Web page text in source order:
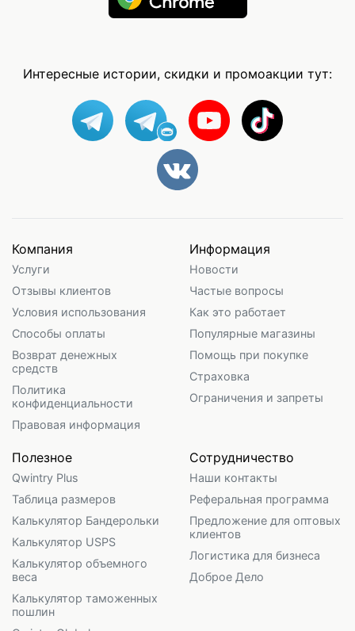
Интересные истории, скидки и промоакции тут:
Компания
Услуги
Отзывы клиентов
Условия использования
Способы оплаты
Возврат денежных
средств
Политика
конфиденциальности
Правовая информация
Информация
Новости
Частые вопросы
Как это работает
Популярные магазины
Помощь при покупке
Страховка
Ограничения и запреты
Полезное
Qwintry Plus
Таблица размеров
Калькулятор Бандерольки
Калькулятор USPS
Калькулятор объемного
веса
Калькулятор таможенных
пошлин
Сотрудничество
Наши контакты
Реферальная программа
Предложение для оптовых
клиентов
Логистика для бизнеса
Доброе Дело